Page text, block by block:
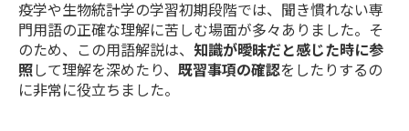
疫学や生物統計学の学習初期段階では、聞き慣れない専
門用語の正確な理解に苦しむ場面が多々ありました。そ
のため、この用語解説は、 知識が曖昧だと感じた時に参
照して理解を深めたり、 既習事項の確認をしたりするの
に非常に役立ちました。